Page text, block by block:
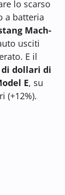
lo scarso
a batteria
Mach-
usciti
E il
dollari di
E, su
(+12%).